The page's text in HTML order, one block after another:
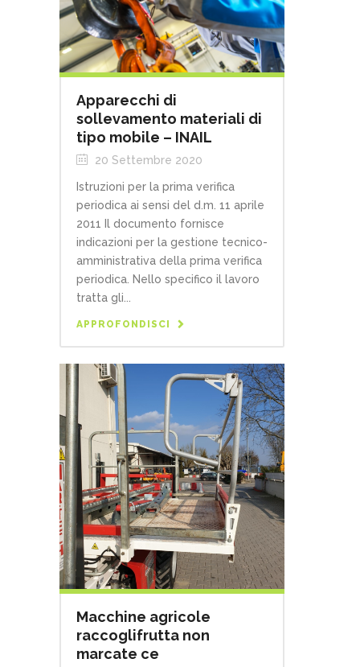
Apparecchi di
sollevamento materiali di
tipo mobile – INAIL
20 Settembre 2020
Istruzioni per la prima verifica
periodica ai sensi del d.m. 11 aprile
2011 Il documento fornisce
indicazioni per la gestione tecnico-
amministrativa della prima verifica
periodica. Nello specifico il lavoro
tratta gli...
APPROFONDISCI
Macchine agricole
raccoglifrutta non
marcate ce